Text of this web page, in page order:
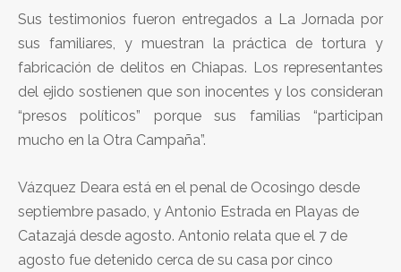
Sus testimonios fueron entregados a La Jornada por
sus familiares, y muestran la práctica de tortura y
fabricación de delitos en Chiapas. Los representantes
del ejido sostienen que son inocentes y los consideran
“presos políticos” porque sus familias “participan
mucho en la Otra Campaña”.
Vázquez Deara está en el penal de Ocosingo desde
septiembre pasado, y Antonio Estrada en Playas de
Catazajá desde agosto. Antonio relata que el 7 de
agosto fue detenido cerca de su casa por cinco